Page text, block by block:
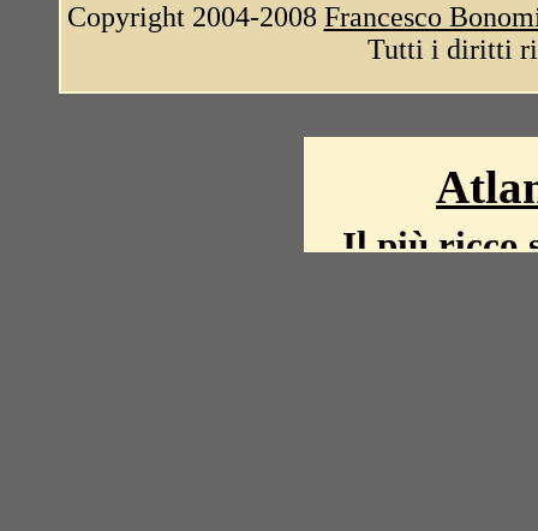
Copyright 2004-2008 Francesco
Tutti i diritti
Il più ricco